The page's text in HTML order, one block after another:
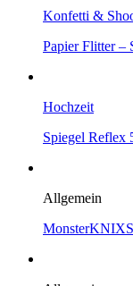
Konfetti &
Papier Flitter –
Hochzeit
Spiegel Reflex
Allgemein